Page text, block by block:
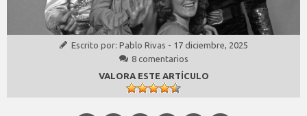
Escrito por: Pablo Rivas - 17 diciembre, 2025
8 comentarios
VALORA ESTE ARTÍCULO